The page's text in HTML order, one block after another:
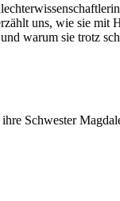
uns, wie sie
warum sie trotz
Schwester